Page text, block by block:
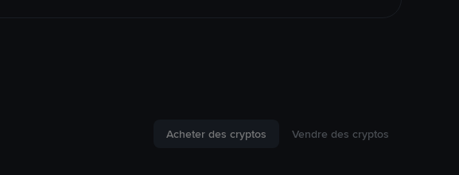
Acheter des cryptos Vendre des cryptos